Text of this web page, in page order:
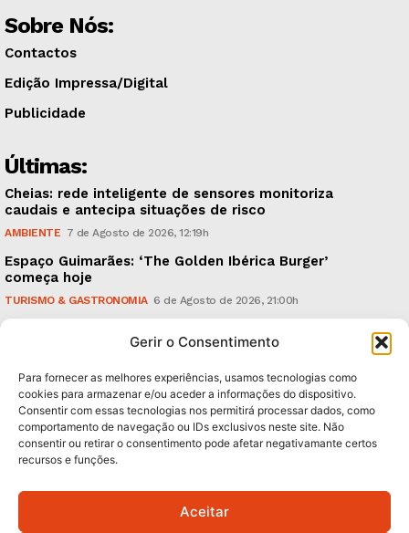
Gerir o Consentimento
Para fornecer as melhores experiências, usamos tecnologias como
cookies para armazenar e/ou aceder a informações do dispositivo.
Consentir com essas tecnologias nos permitirá processar dados, como
comportamento de navegação ou IDs exclusivos neste site. Não
consentir ou retirar o consentimento pode afetar negativamante certos
recursos e funções.
Aceitar
Sobre Nós:
Contactos
Edição Impressa/Digital
Publicidade
Últimas:
Cheias: rede inteligente de sensores monitoriza
caudais e antecipa situações de risco
AMBIENTE 7 de Agosto de 2026, 12:19h
Espaço Guimarães: ‘The Golden Ibérica Burger’
começa hoje
TURISMO & GASTRONOMIA 6 de Agosto de 2026, 21:00h
Subscreva Newsletter:
QUERO ADERIR